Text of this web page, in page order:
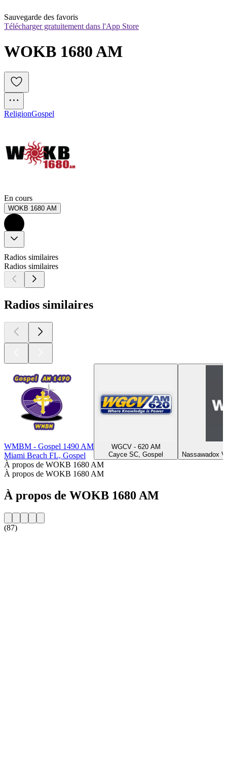
Sauvegarde des favoris
Télécharger gratuitement dans l'App Store
WOKB 1680 AM
ReligionGospel
En cours
WOKB 1680 AM
Radios similaires
Radios similaires
Radios similaires
WMBM - Gospel 1490 AM
Miami Beach FL, Gospel
WGCV - 620 AM
Cayce SC, Gospel
Nassawadox
À propos de WOKB 1680 AM
À propos de WOKB 1680 AM
À propos de WOKB 1680 AM
(87)